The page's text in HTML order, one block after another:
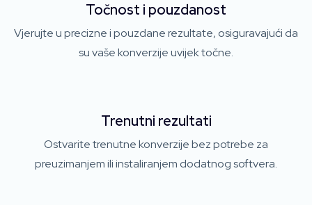
Točnost i pouzdanost
Vjerujte u precizne i pouzdane rezultate, osiguravajući da
su vaše konverzije uvijek točne.
Trenutni rezultati
Ostvarite trenutne konverzije bez potrebe za
preuzimanjem ili instaliranjem dodatnog softvera.